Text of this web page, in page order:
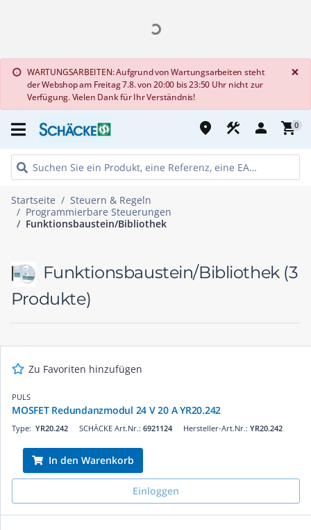
info WARTUNGSARBEITEN: Aufgrund von Wartungsarbeiten steht
der Webshop am Freitag 7.8. von 20:00 bis 23:50 Uhr nicht zur
Verfügung. Vielen Dank für Ihr Verständnis!
×
place construction person shopping_cart0
Startseite
Steuern & Regeln
Programmierbare Steuerungen
Funktionsbaustein/Bibliothek
Funktionsbaustein/Bibliothek (3
Produkte)
Zu Favoriten hinzufügen
PULS
MOSFET Redundanzmodul 24 V 20 A YR20.242
SCHÄCKE Art.Nr.: 6921124
Type: YR20.242 Hersteller-Art.Nr.: YR20.242
In den Warenkorb
Einloggen